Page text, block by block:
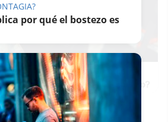
puertas
del mundo, ¿está el tuyo?
Francisco estuvo
por qué el bostezo es